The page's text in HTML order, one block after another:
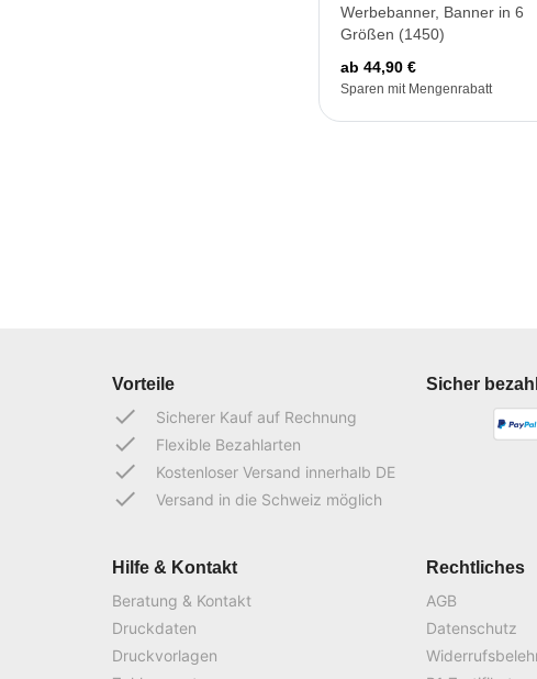
Werbebanner, Banner in 6
Größen (1450)
ab 44,90 €
Sparen mit Mengenrabatt
Vorteile
done Sicherer Kauf auf Rechnung
done Flexible Bezahlarten
done Kostenloser Versand innerhalb DE
done Versand in die Schweiz möglich
Sicher
Hilfe & Kontakt
Beratung & Kontakt
Druckdaten
Druckvorlagen
Rechtliches
AGB
Datenschutz